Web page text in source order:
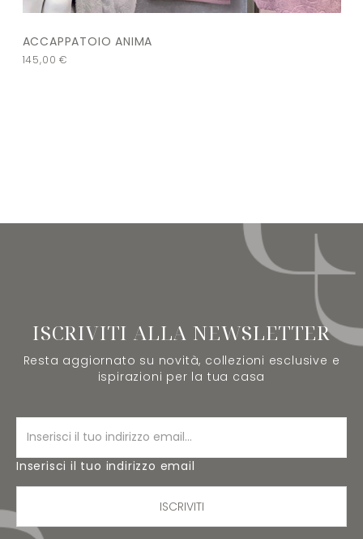
ACCAPPATOIO ANIMA
145,00€
ISCRIVITI ALLA NEWSLETTER
Resta aggiornato su novità, collezioni esclusive e
ispirazioni per la tua casa
Inserisci il tuo indirizzo email
ISCRIVITI